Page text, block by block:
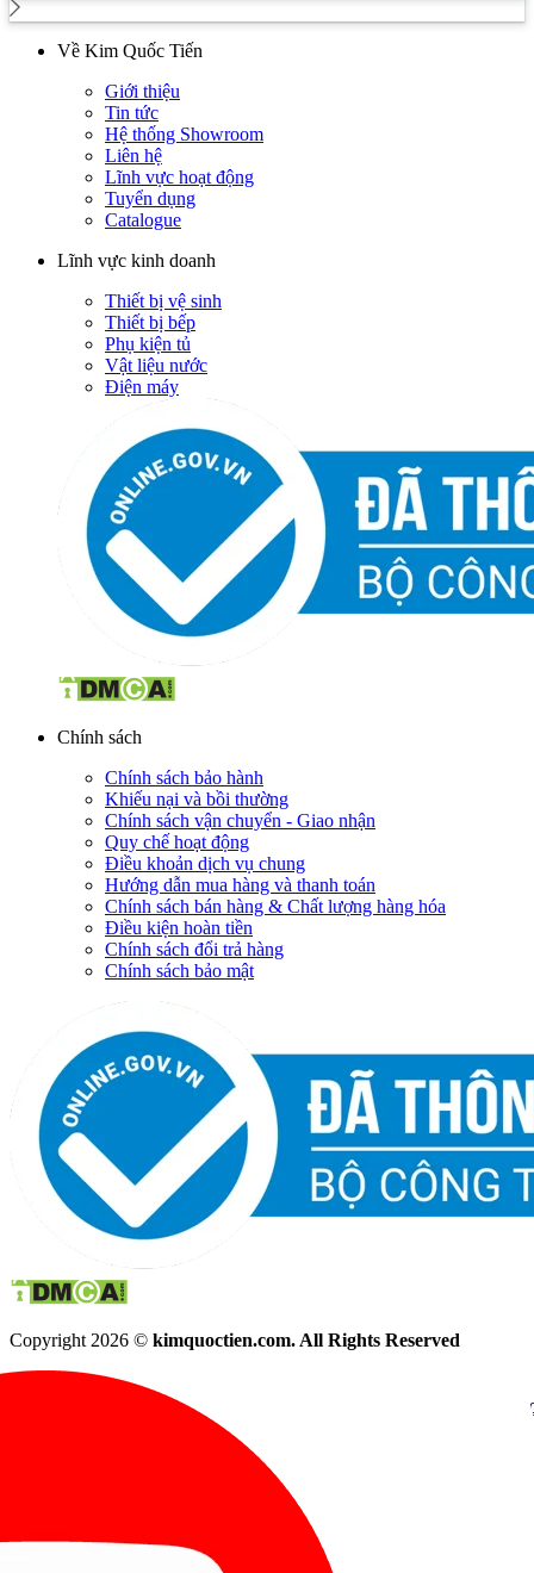
Về Kim Quốc Tiến
Giới thiệu
Tin tức
Hệ thống Showroom
Liên hệ
Lĩnh vực hoạt động
Tuyển dụng
Catalogue
Lĩnh vực kinh doanh
Thiết bị vệ sinh
Thiết bị bếp
Phụ kiện tủ
Vật liệu nước
Điện máy
Chính sách
Chính sách bảo hành
Khiếu nại và bồi thường
Chính sách vận chuyển - Giao nhận
Quy chế hoạt động
Điều khoản dịch vụ chung
Hướng dẫn mua hàng và thanh toán
Chính sách bán hàng & Chất lượng hàng hóa
Điều kiện hoàn tiền
Chính sách đổi trả hàng
Chính sách bảo mật
Copyright 2026 © kimquoctien.com. All Rights Reserved
(8h00 - 21h30)
(8h00 -